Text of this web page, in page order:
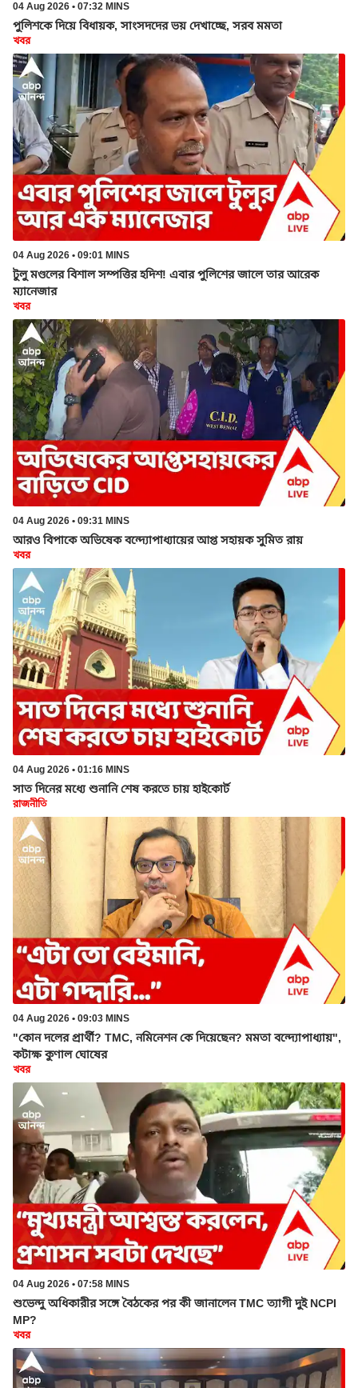
04 Aug 2026 • 07:32 MINS
পুলিশকে দিয়ে বিধায়ক, সাংসদদের ভয় দেখাচ্ছে, সরব মমতা
খবর
04 Aug 2026 • 09:01 MINS
টুলু মণ্ডলের বিশাল সম্পত্তির হদিশ! এবার পুলিশের জালে তার আরেক
ম্যানেজার
খবর
04 Aug 2026 • 09:31 MINS
আরও বিপাকে অভিষেক বন্দ্যোপাধ্যায়ের আপ্ত সহায়ক সুমিত রায়
খবর
04 Aug 2026 • 01:16 MINS
সাত দিনের মধ্যে শুনানি শেষ করতে চায় হাইকোর্ট
রাজনীতি
04 Aug 2026 • 09:03 MINS
"কোন দলের প্রার্থী? TMC, নমিনেশন কে দিয়েছেন? মমতা বন্দ্যোপাধ্যায়",
কটাক্ষ কুণাল ঘোষের
খবর
04 Aug 2026 • 07:58 MINS
শুভেন্দু অধিকারীর সঙ্গে বৈঠকের পর কী জানালেন TMC ত্যাগী দুই NCPI
MP?
খবর